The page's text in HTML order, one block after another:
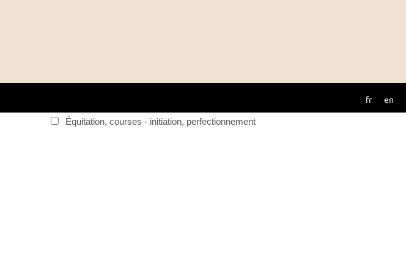
fr en
Droit - Formation professionnelle
Équitation, courses - initiation, perfectionnement